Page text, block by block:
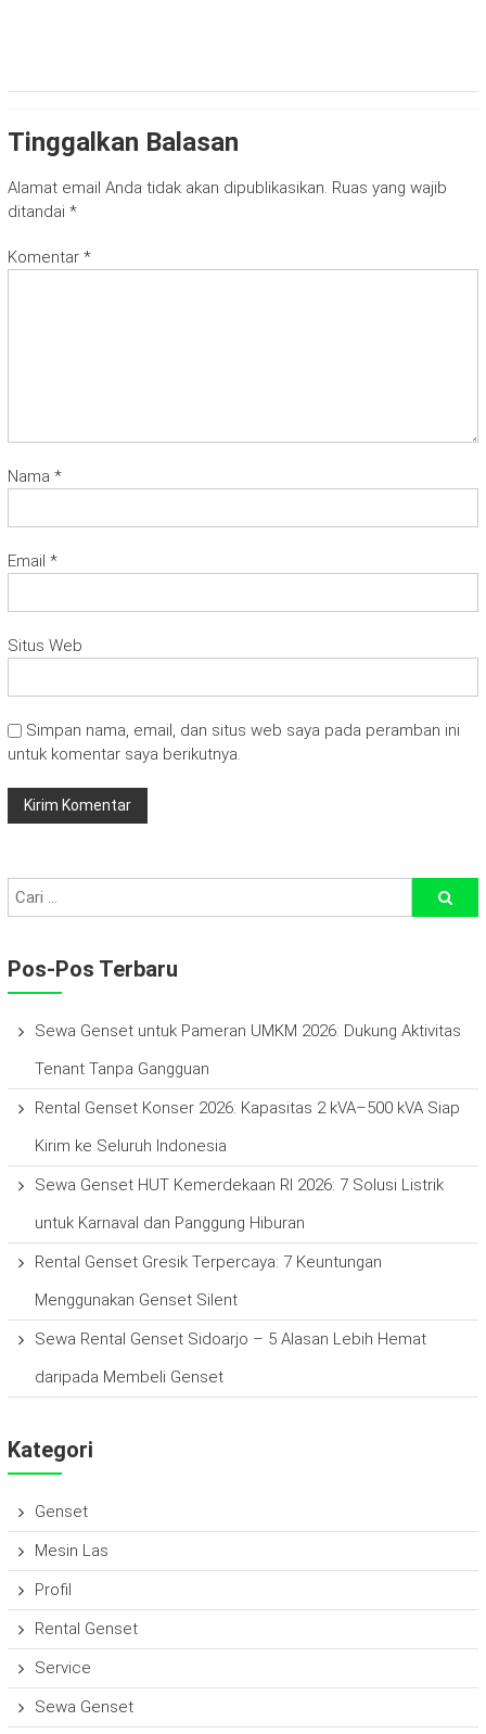
Tinggalkan Balasan
Alamat email Anda tidak akan dipublikasikan. Ruas yang wajib
ditandai *
Komentar *
Nama *
Email *
Situs Web
Simpan nama, email, dan situs web saya pada peramban ini
untuk komentar saya berikutnya.
Pos-Pos Terbaru
Sewa Genset untuk Pameran UMKM 2026: Dukung Aktivitas
Tenant Tanpa Gangguan
Rental Genset Konser 2026: Kapasitas 2 kVA–500 kVA Siap
Kirim ke Seluruh Indonesia
Sewa Genset HUT Kemerdekaan RI 2026: 7 Solusi Listrik
untuk Karnaval dan Panggung Hiburan
Rental Genset Gresik Terpercaya: 7 Keuntungan
Menggunakan Genset Silent
Sewa Rental Genset Sidoarjo – 5 Alasan Lebih Hemat
daripada Membeli Genset
Kategori
Genset
Mesin Las
Profil
Rental Genset
Service
Sewa Genset